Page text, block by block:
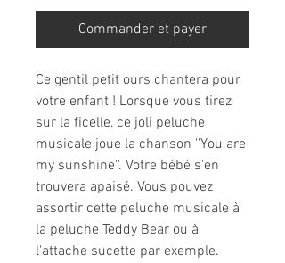
Commander et payer
Ce gentil petit ours chantera pour
votre enfant ! Lorsque vous tirez
sur la ficelle, ce joli peluche
musicale joue la chanson ''You are
my sunshine''. Votre bébé s'en
trouvera apaisé. Vous pouvez
assortir cette peluche musicale à
la peluche Teddy Bear ou à
l'attache sucette par exemple.